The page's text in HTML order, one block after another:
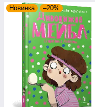
Новинка –20%